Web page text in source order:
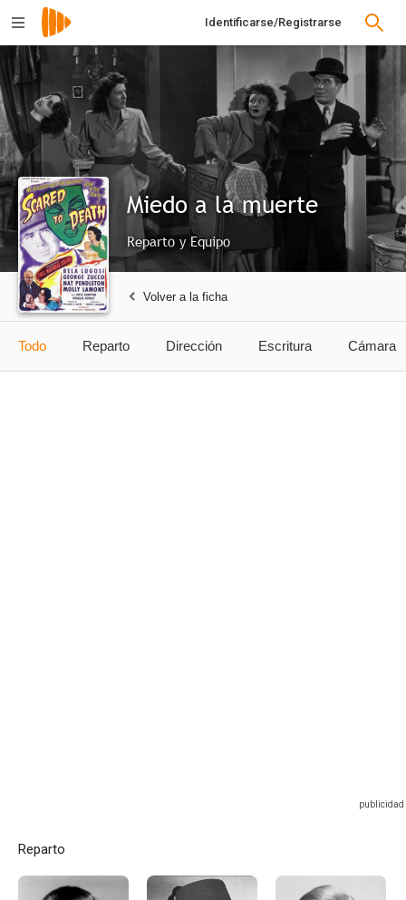
Identificarse/Registrarse
Miedo a la muerte
Reparto y Equipo
Volver a la ficha
Todo Reparto Dirección Escritura Cámara
Reparto